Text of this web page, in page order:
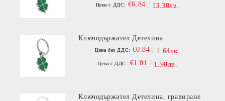
Цена с ДДС: €6.84 13.38лв.
Ключодържател Детелина
Цена без ДДС: €0.84 1.64лв.
Цена с ДДС: €1.01 1.98лв.
Ключодържател Детелина, гравиране